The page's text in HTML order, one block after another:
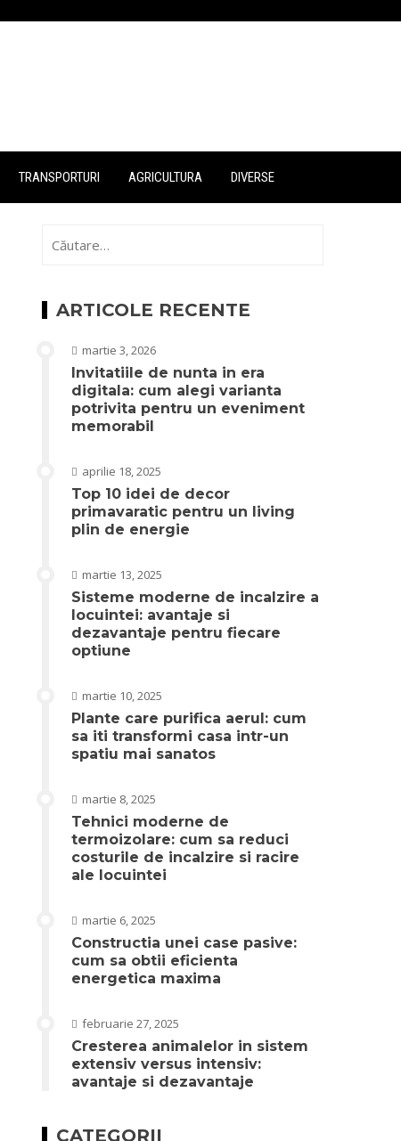
TRANSPORTURI AGRICULTURA DIVERSE
după:
ARTICOLE RECENTE
martie 3, 2026
Invitatiile de nunta in era
digitala: cum alegi varianta
potrivita pentru un eveniment
memorabil
aprilie 18, 2025
Top 10 idei de decor
primavaratic pentru un living
plin de energie
martie 13, 2025
Sisteme moderne de incalzire a
locuintei: avantaje si
dezavantaje pentru fiecare
optiune
martie 10, 2025
Plante care purifica aerul: cum
sa iti transformi casa intr-un
spatiu mai sanatos
martie 8, 2025
Tehnici moderne de
termoizolare: cum sa reduci
costurile de incalzire si racire
ale locuintei
martie 6, 2025
Constructia unei case pasive:
cum sa obtii eficienta
energetica maxima
februarie 27, 2025
Cresterea animalelor in sistem
extensiv versus intensiv:
avantaje si dezavantaje
CATEGORII